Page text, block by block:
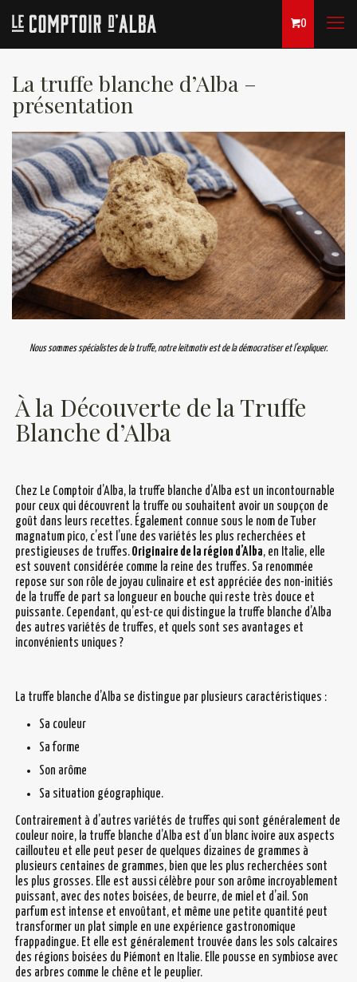
0
La truffe blanche d’Alba –
présentation
Nous sommes spécialistes de la truffe, notre leitmotiv est de la démocratiser et l’expliquer.
À la Découverte de la Truffe
Blanche d’Alba
Chez Le Comptoir d’Alba, la truffe blanche d’Alba est un incontournable
pour ceux qui découvrent la truffe ou souhaitent avoir un soupçon de
goût dans leurs recettes. Également connue sous le nom de Tuber
magnatum pico, c’est l’une des variétés les plus recherchées et
prestigieuses de truffes. Originaire de la région d’Alba, en Italie, elle
est souvent considérée comme la reine des truffes. Sa renommée
repose sur son rôle de joyau culinaire et est appréciée des non-initiés
de la truffe de part sa longueur en bouche qui reste très douce et
puissante. Cependant, qu’est-ce qui distingue la truffe blanche d’Alba
des autres variétés de truffes, et quels sont ses avantages et
inconvénients uniques ?
La truffe blanche d’Alba se distingue par plusieurs caractéristiques :
Sa couleur
Sa forme
Son arôme
Sa situation géographique.
Contrairement à d’autres variétés de truffes qui sont généralement de
couleur noire, la truffe blanche d’Alba est d’un blanc ivoire aux aspects
caillouteu et elle peut peser de quelques dizaines de grammes à
plusieurs centaines de grammes, bien que les plus recherchées sont
les plus grosses. Elle est aussi célèbre pour son arôme incroyablement
puissant, avec des notes boisées, de beurre, de miel et d’ail. Son
parfum est intense et envoûtant, et même une petite quantité peut
transformer un plat simple en une expérience gastronomique
frappadingue. Et elle est généralement trouvée dans les sols calcaires
des régions boisées du Piémont en Italie. Elle pousse en symbiose avec
des arbres comme le chêne et le peuplier.